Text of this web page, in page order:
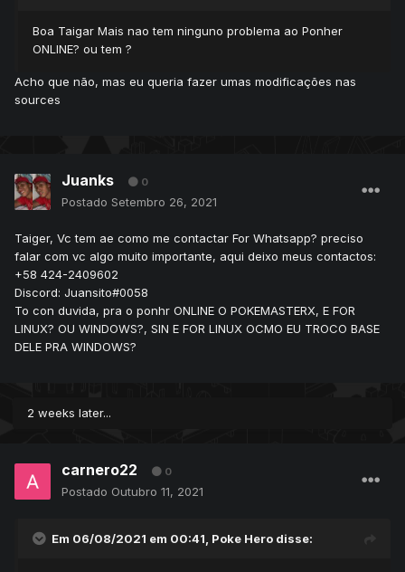
Boa Taigar Mais nao tem ninguno problema ao Ponher
ONLINE? ou tem ?
Acho que não, mas eu queria fazer umas modificações nas
sources
Juanks 0
Postado Setembro 26, 2021
Taiger, Vc tem ae como me contactar For Whatsapp? preciso
falar com vc algo muito importante, aqui deixo meus contactos:
+58 424-2409602
Discord: Juansito#0058
To con duvida, pra o ponhr ONLINE O POKEMASTERX, E FOR
LINUX? OU WINDOWS?, SIN E FOR LINUX OCMO EU TROCO BASE
DELE PRA WINDOWS?
2 weeks later...
carnero22 0
Postado Outubro 11, 2021
Em 06/08/2021 em 00:41, Poke Hero disse: